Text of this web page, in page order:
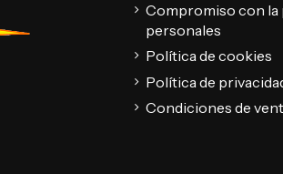
Compromiso con
personales
Política de cookies
Política de
Condiciones de